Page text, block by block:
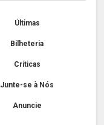
Últimas
Bilheteria
Críticas
Junte-se à Nós
Anuncie